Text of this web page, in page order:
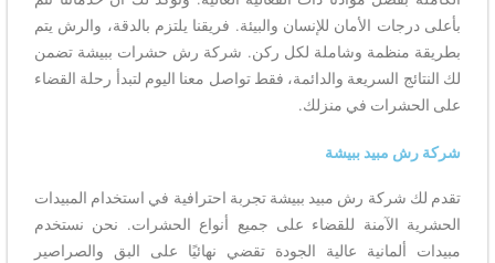
بأعلى درجات الأمان للإنسان والبيئة. فريقنا يلتزم بالدقة، والرش يتم
بطريقة منظمة وشاملة لكل ركن. شركة رش حشرات ببيشة تضمن
لك النتائج السريعة والدائمة، فقط تواصل معنا اليوم لتبدأ رحلة القضاء
على الحشرات في منزلك.
شركة رش مبيد ببيشة
تقدم لك شركة رش مبيد ببيشة تجربة احترافية في استخدام المبيدات
الحشرية الآمنة للقضاء على جميع أنواع الحشرات. نحن نستخدم
مبيدات ألمانية عالية الجودة تقضي نهائيًا على البق والصراصير